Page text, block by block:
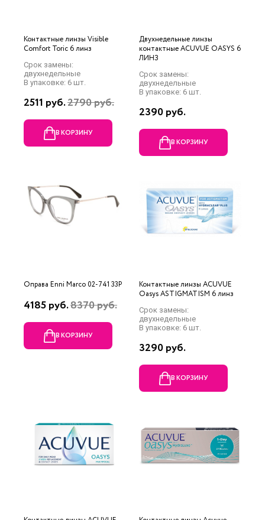
Контактные линзы Visible
Comfort Toric 6 линз
Срок замены:
двухнедельные
В упаковке: 6 шт.
2511 руб.2790 руб.
В КОРЗИНУ
Двухнедельные линзы
контактные ACUVUE OASYS 6
ЛИНЗ
Срок замены:
двухнедельные
В упаковке: 6 шт.
2390 руб.
В КОРЗИНУ
Оправа Enni Marco 02-741 33P
4185 руб.8370 руб.
В КОРЗИНУ
Контактные линзы ACUVUE
Oasys ASTIGMATISM 6 линз
Срок замены:
двухнедельные
В упаковке: 6 шт.
3290 руб.
В КОРЗИНУ